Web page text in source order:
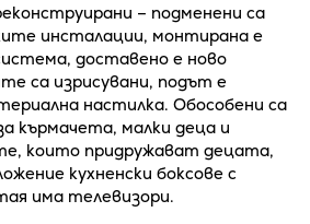
– подменени са
инсталации, монтирана е
доставено е ново
са изрисувани, подът е
настилка. Обособени са
кърмачета, малки деца и
които придружават децата,
кухненски боксове с
има телевизори.